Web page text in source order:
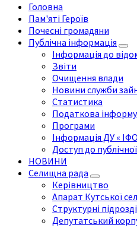
Головна
Пам'яті Героїв
Почесні громадяни
Публічна інформація
Інформація до
Звіти
Очищення влади
Новини служби
Статистика
Податкова
Програми
Інформація ДУ «
Доступ до
НОВИНИ
Селищна рада
Керівництво
Апарат Кутської
Структурні
Депутатський